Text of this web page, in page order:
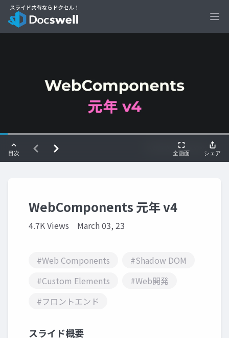
WebComponents 元年 v4
4.7K Views March 03, 23
#Web Components
#Shadow DOM
#Custom Elements
#Web開発
#フロントエンド
スライド概要